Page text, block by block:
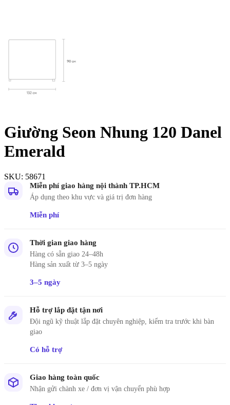
Giường Seon Nhung 120 Danel
Emerald
SKU: 58671
Miễn phí giao hàng nội thành TP.HCM
Áp dụng theo khu vực và giá trị đơn hàng
Miễn phí
Thời gian giao hàng
Hàng có sẵn giao 24–48h
Hàng sản xuất từ 3–5 ngày
3–5 ngày
Hỗ trợ lắp đặt tận nơi
Đội ngũ kỹ thuật lắp đặt chuyên nghiệp, kiểm tra trước khi bàn
giao
Có hỗ trợ
Giao hàng toàn quốc
Nhận gửi chành xe / đơn vị vận chuyển phù hợp